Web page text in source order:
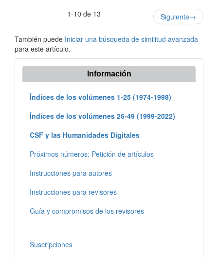
1-10 de 13
Siguiente→
También puede Iniciar una búsqueda de similitud avanzada
para este artículo.
Información
Índices de los volúmenes 1-25 (1974-1998)
Índices de los volúmenes 26-49 (1999-2022)
CSF y las Humanidades Digitales
Próximos números: Petición de artículos
Instrucciones para autores
Instrucciones para revisores
Guía y compromisos de los revisores
Suscripciones